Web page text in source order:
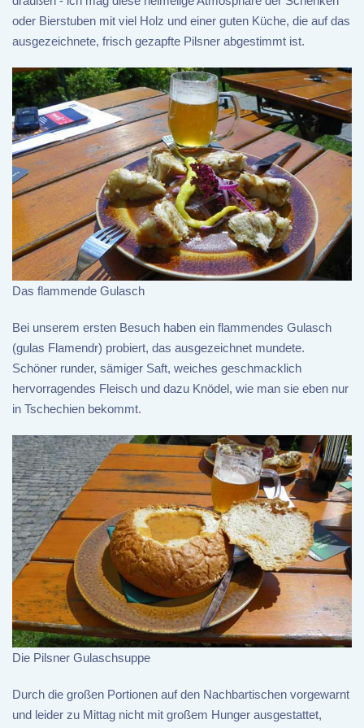
oder Bierstuben mit viel Holz und einer guten Küche, die auf das
ausgezeichnete, frisch gezapfte Pilsner abgestimmt ist.
Das flammende Gulasch
Bei unserem ersten Besuch haben ein flammendes Gulasch
(gulas Flamendr) probiert, das ausgezeichnet mundete.
Schöner runder, sämiger Saft, weiches geschmacklich
hervorragendes Fleisch und dazu Knödel, wie man sie eben nur
in Tschechien bekommt.
Die Pilsner Gulaschsuppe
Durch die großen Portionen auf den Nachbartischen vorgewarnt
und leider zu Mittag nicht mit großem Hunger ausgestattet,